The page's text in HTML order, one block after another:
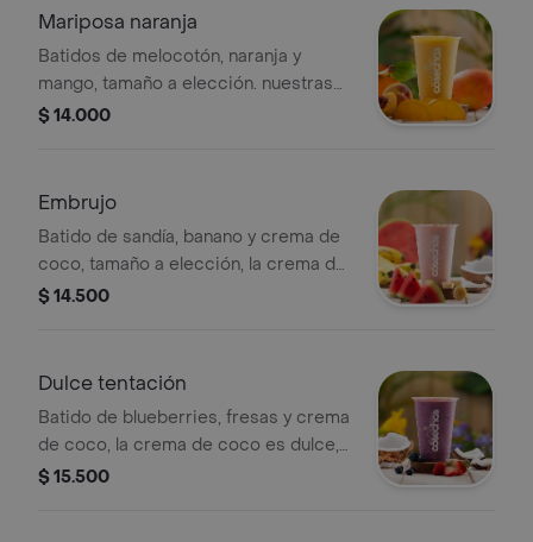
realizar modificaciones en los
ingredientes.
Mariposa naranja
Batidos de melocotón, naranja y
mango, tamaño a elección. nuestras
preparaciones se encuentran
ingredientes.
$ 14.000
Embrujo
Batido de sandía, banano y crema de
coco, tamaño a elección, la crema de
coco es dulce. nuestras
pueden realizar modificaciones en los
$ 14.500
Dulce tentación
Batido de blueberries, fresas y crema
de coco, la crema de coco es dulce,
tamaño a elección. nuestras
$ 15.500